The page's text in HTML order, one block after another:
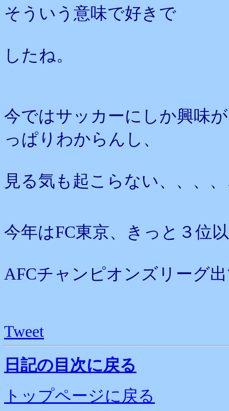
そういう意味で好きで
したね。
今ではサッカーにしか興味
っぱりわからんし、
見る気も起こらない、、、
今年はFC東京、きっと３位
AFCチャンピオンズリーグ
Tweet
日記の目次に戻る
トップページに戻る